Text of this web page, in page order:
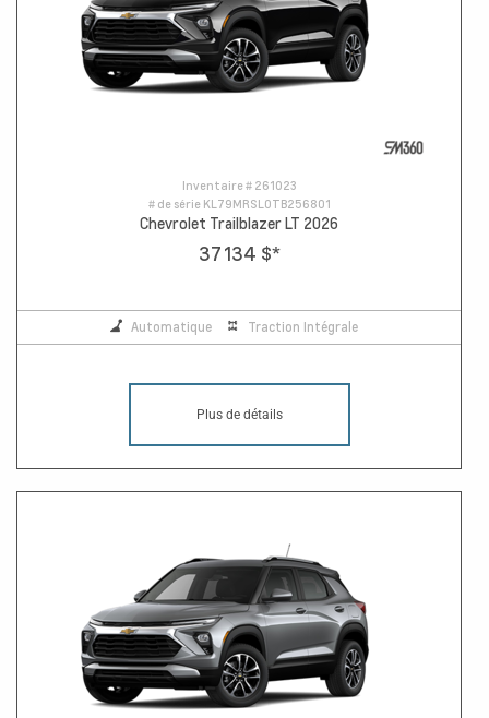
Inventaire # 261023
# de série KL79MRSL0TB256801
Chevrolet Trailblazer LT 2026
37 134 $*
Automatique Traction Intégrale
Plus de détails